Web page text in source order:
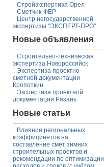
Стройэкспертиза Орел
Сметчик-ФЕР
Центр негосударственной
экспертизы "ЭКСПЕРТ-ПРО"
Новые объявления
Строительно-техническая
экспертиза Новороссийск
Экспертиза проектно-
сметной документации
Кропоткин
Экспертиза проектной
документации Рязань
Новые статьи
Влияние региональных
коэффициентов на
составление смет зимних
строительных проектов и
рекомендации по оптимизации